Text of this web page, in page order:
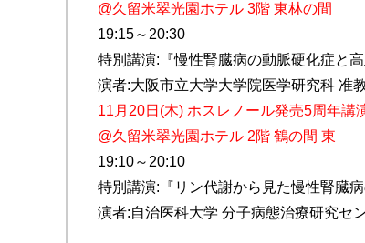
@久留米翠光園ホテル 3階 東林の間
19:15～20:30
特別講演:『慢性腎臓病の動脈硬化症と高
演者:大阪市立大学大学院医学研究科 准
11月20日(木) ホスレノール発売5周年講
@久留米翠光園ホテル 2階 鶴の間 東
19:10～20:10
特別講演:『リン代謝から見た慢性腎臓病
演者:自治医科大学 分子病態治療研究セ